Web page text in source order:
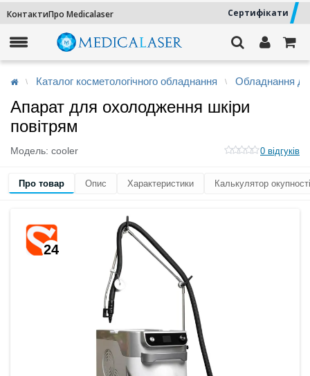
КонтактиПро Medicalaser Сертифікати
Каталог косметологічного обладнання Обладнання
Апарат для охолодження шкіри
повітрям
Модель: cooler 0 відгуків
Про товар Опис Характеристики Калькулятор окупності
24